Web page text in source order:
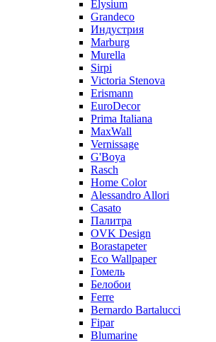
Elysium
Grandeco
Индустрия
Marburg
Murella
Sirpi
Victoria Stenova
Erismann
EuroDecor
Prima Italiana
MaxWall
Vernissage
G'Boya
Rasch
Home Color
Alessandro Allori
Casato
Палитра
OVK Design
Borastapeter
Eco Wallpaper
Гомель
Белобои
Ferre
Bernardo Bartalucci
Fipar
Blumarine